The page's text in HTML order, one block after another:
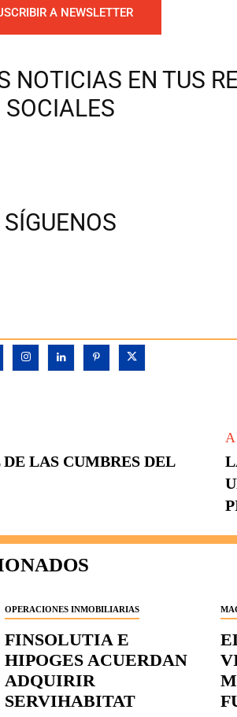
A NEWSLETTER
NOTICIAS EN TUS
SOCIALES
SÍGUENOS
LAS CUMBRES DEL
OPERACIONES INMOBILIARIAS
FINSOLUTIA E
HIPOGES ACUERDAN
ADQUIRIR
SERVIHABITAT